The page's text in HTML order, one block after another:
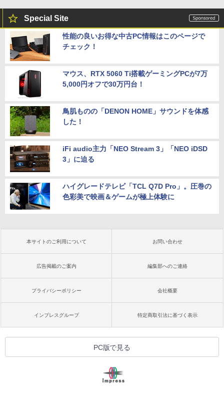
Special Site
性能の良いお得な中古PC情報はこのページで
チェック！
マウス、RTX 5060 Ti搭載ゲーミングPCが7万
5,000円オフで30万円台！
鳥肌ものの「DENON HOME」サウンドを体感
した！
iFi audio主力「NEO Stream 3」「NEO iDSD
3」に迫る
ハイグレードテレビ「TCL Q7D Pro」。圧巻の
色彩美で映画＆ゲームが極上体験に
本サイトのご利用について お問い合わせ
広告掲載のご案内 編集部へのご連絡
プライバシーポリシー 会社概要
インプレスグループ 特定商取引法に基づく表示
PC版で見る